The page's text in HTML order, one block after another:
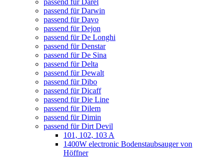
passend für Darel
passend für Darwin
passend für Davo
passend für Dejon
passend für De Longhi
passend für Denstar
passend für De Sina
passend für Delta
passend für Dewalt
passend für Dibo
passend für Dicaff
passend für Die Line
passend für Dilem
passend für Dimin
passend für Dirt Devil
101, 102, 103 A
1400W electronic Bodenstaubsauger von
Höffner